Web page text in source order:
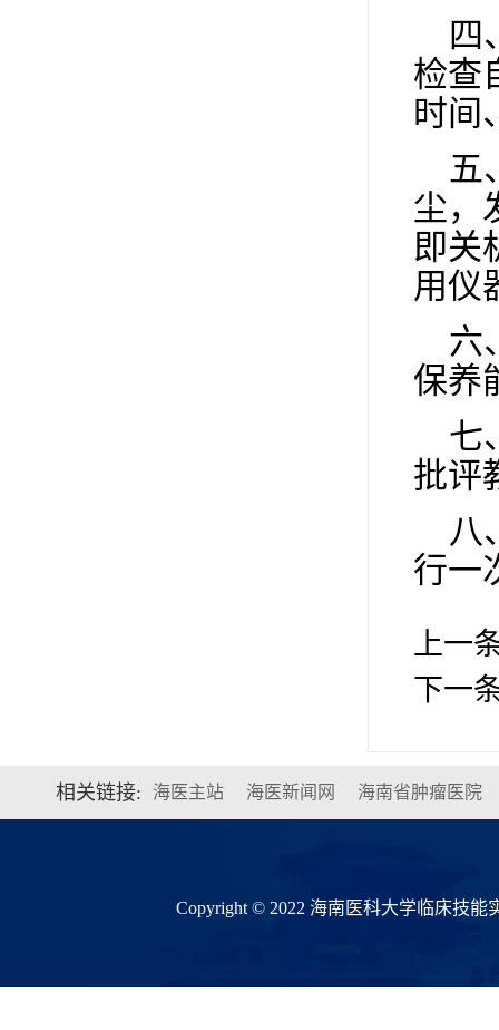
四
检查
时间
五
尘，
即关
用仪
六
保养
七
批评
八
行一
上一
下一
相关链接: 海医主站 海医新闻网 海南省肿瘤医院
Copyright © 2022 海南医科大学临床技能